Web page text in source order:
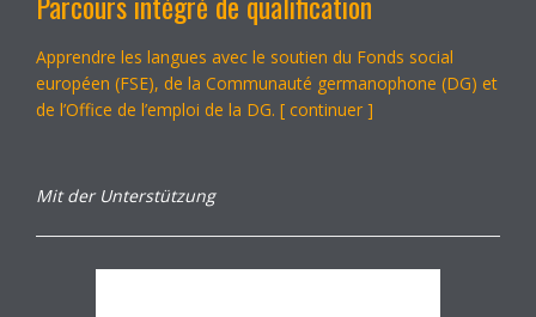
Apprendre les langues avec le soutien du Fonds social
européen (FSE), de la Communauté germanophone (DG) et
de l’Office de l’emploi de la DG. [ continuer ]
Mit der Unterstützung